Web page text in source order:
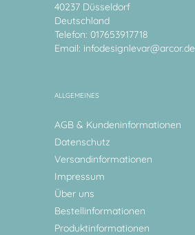
40237 Düsseldorf
Deutschland
Telefon: 017653917718
Email: infodesignlevar@arcor.de
ALLGEMEINES
AGB & Kundeninformationen
Datenschutz
Versandinformationen
Impressum
Über uns
Bestellinformationen
Produktinformationen